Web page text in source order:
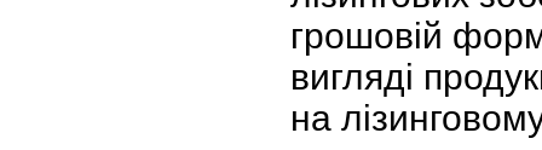
грошовій
вигляді
на